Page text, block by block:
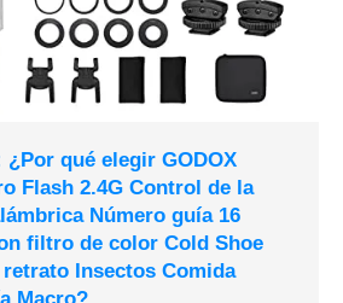
qué elegir GODOX
Flash 2.4G Control de la
Número guía 16
filtro de color Cold Shoe
Insectos Comida